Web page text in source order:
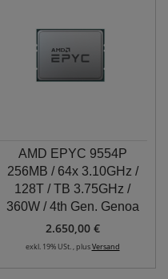
AMD EPYC 9554P
256MB / 64x 3.10GHz /
128T / TB 3.75GHz /
360W / 4th Gen. Genoa
2.650,00 €
exkl. 19% USt. , plusVersand